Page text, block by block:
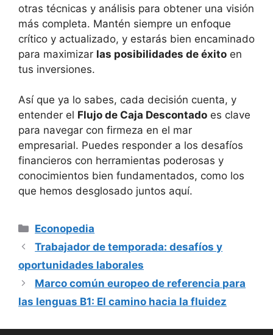
otras técnicas y análisis para obtener una visión
más completa. Mantén siempre un enfoque
crítico y actualizado, y estarás bien encaminado
para maximizar las posibilidades de éxito en
tus inversiones.
Así que ya lo sabes, cada decisión cuenta, y
entender el Flujo de Caja Descontado es clave
para navegar con firmeza en el mar
empresarial. Puedes responder a los desafíos
financieros con herramientas poderosas y
conocimientos bien fundamentados, como los
que hemos desglosado juntos aquí.
Categorías
Econopedia
Trabajador de temporada: desafíos y
oportunidades laborales
Marco común europeo de referencia para
las lenguas B1: El camino hacia la fluidez